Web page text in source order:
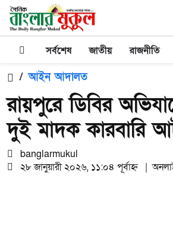
সর্বশেষ জাতীয় রাজনীতি
/ আইন আদালত
রায়পুরে ডিবির
দুই মাদক কারবারি
banglarmukul
২৮ জানুয়ারী ২০২৬, ১১:০৪ পূর্বাহ্ন |